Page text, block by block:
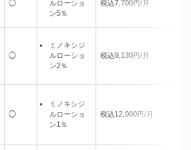
◯
ルローショ
ン5％
税込7,700円/月
◯
ミノキシジ
ルローショ
ン2％
税込9,130円/月
◯
ミノキシジ
ルローショ
ン1％
税込12,000円/月